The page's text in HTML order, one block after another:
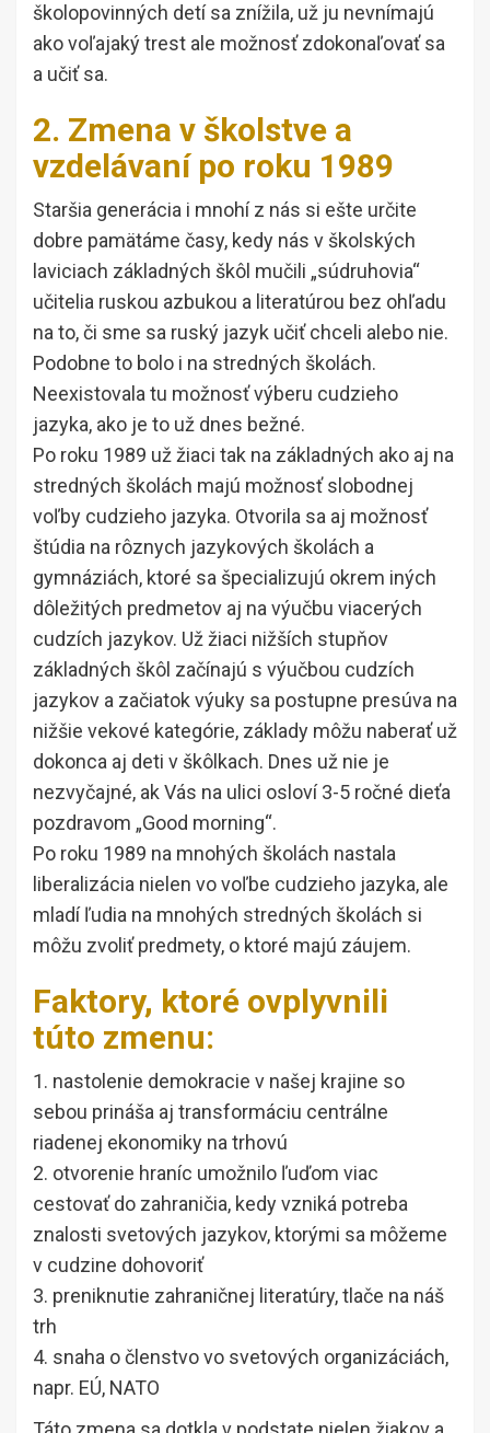
školopovinných detí sa znížila, už ju nevnímajú
ako voľajaký trest ale možnosť zdokonaľovať sa
a učiť sa.
2. Zmena v školstve a
vzdelávaní po roku 1989
Staršia generácia i mnohí z nás si ešte určite
dobre pamätáme časy, kedy nás v školských
laviciach základných škôl mučili „súdruhovia“
učitelia ruskou azbukou a literatúrou bez ohľadu
na to, či sme sa ruský jazyk učiť chceli alebo nie.
Podobne to bolo i na stredných školách.
Neexistovala tu možnosť výberu cudzieho
jazyka, ako je to už dnes bežné.
Po roku 1989 už žiaci tak na základných ako aj na
stredných školách majú možnosť slobodnej
voľby cudzieho jazyka. Otvorila sa aj možnosť
štúdia na rôznych jazykových školách a
gymnáziách, ktoré sa špecializujú okrem iných
dôležitých predmetov aj na výučbu viacerých
cudzích jazykov. Už žiaci nižších stupňov
základných škôl začínajú s výučbou cudzích
jazykov a začiatok výuky sa postupne presúva na
nižšie vekové kategórie, základy môžu naberať už
dokonca aj deti v škôlkach. Dnes už nie je
nezvyčajné, ak Vás na ulici osloví 3-5 ročné dieťa
pozdravom „Good morning“.
Po roku 1989 na mnohých školách nastala
liberalizácia nielen vo voľbe cudzieho jazyka, ale
mladí ľudia na mnohých stredných školách si
môžu zvoliť predmety, o ktoré majú záujem.
Faktory, ktoré ovplyvnili
túto zmenu:
1. nastolenie demokracie v našej krajine so
sebou prináša aj transformáciu centrálne
riadenej ekonomiky na trhovú
2. otvorenie hraníc umožnilo ľuďom viac
cestovať do zahraničia, kedy vzniká potreba
znalosti svetových jazykov, ktorými sa môžeme
v cudzine dohovoriť
3. preniknutie zahraničnej literatúry, tlače na náš
trh
4. snaha o členstvo vo svetových organizáciách,
napr. EÚ, NATO